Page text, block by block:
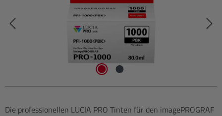
Die professionellen LUCIA PRO Tinten für den imagePROGRAF